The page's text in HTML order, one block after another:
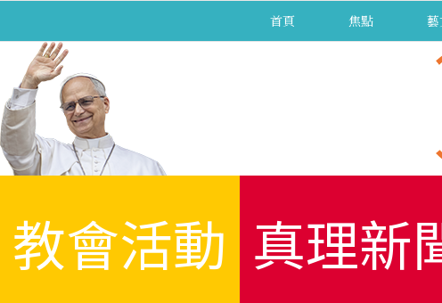
首頁 焦點
教會活動 真理新